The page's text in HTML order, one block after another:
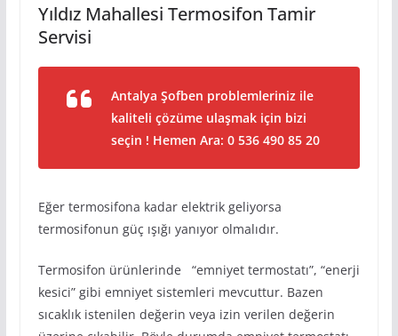
Yıldız Mahallesi Termosifon Tamir
Servisi
Antalya Şofben problemleriniz ile
kaliteli çözüme ulaşmak için bizi
seçin ! Hemen Ara: 0 536 490 85 20
Eğer termosifona kadar elektrik geliyorsa
termosifonun güç ışığı yanıyor olmalıdır.
Termosifon ürünlerinde “emniyet termostatı”, “enerji
kesici” gibi emniyet sistemleri mevcuttur. Bazen
sıcaklık istenilen değerin veya izin verilen değerin